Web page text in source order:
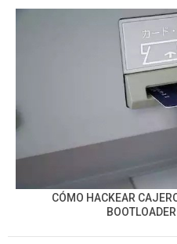
CÓMO HACKEAR